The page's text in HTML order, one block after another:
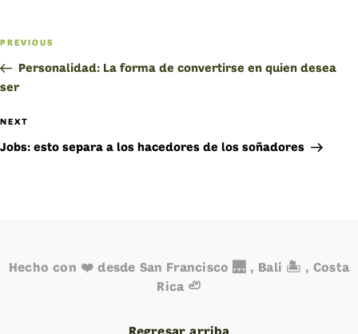
Navegación
de
entradas
Previous
Post
PREVIOUS
Personalidad: La forma de convertirse en quien desea
ser
Next
Post
NEXT
Jobs: esto separa a los hacedores de los soñadores
Hecho con ❤️ desde San Francisco 🌉 , Bali 🏝️ , Costa
Rica 🦥